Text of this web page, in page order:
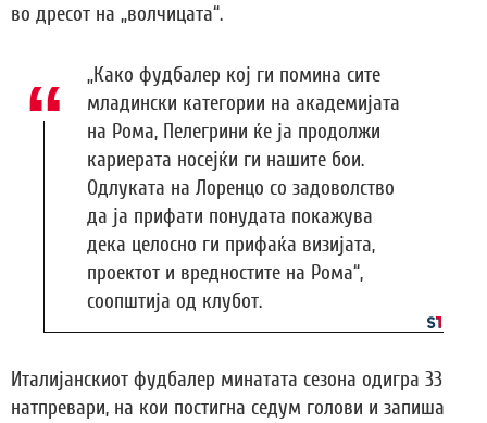
во дресот на „волчицата“.
„Како фудбалер кој ги помина сите
младински категории на академијата
на Рома, Пелегрини ќе ја продолжи
кариерата носејќи ги нашите бои.
Одлуката на Лоренцо со задоволство
да ја прифати понудата покажува
дека целосно ги прифаќа визијата,
проектот и вредностите на Рома“,
соопштија од клубот.
Италијанскиот фудбалер минатата сезона одигра 33
натпревари, на кои постигна седум голови и запиша